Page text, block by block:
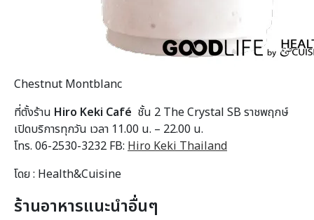
Chestnut Montblanc
ที่ตั้งร้าน Hiro Keki Café ชั้น 2 The Crystal SB ราชพฤกษ์
เปิดบริการทุกวัน เวลา 11.00 น. – 22.00 น.
โทร. 06-2530-3232 FB: Hiro Keki Thailand
โดย : Health&Cuisine
ร้านอาหารแนะนำอื่นๆ